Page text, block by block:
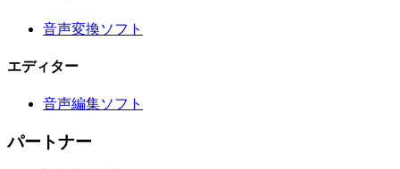
音声変換ソフト
エディター
音声編集ソフト
パートナー